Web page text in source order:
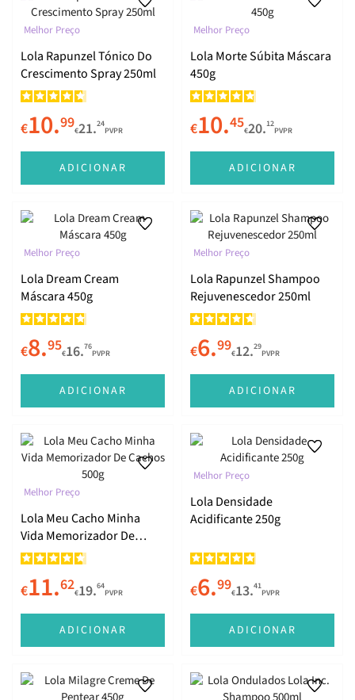
Xapadinha
Be(M)dita Praia
Basicão
Papo Reto
Bossa
Camomila
Morte Súbita
Loira de Farmácia
Melhor Preço
Lola Rapunzel Tónico Do
Crescimento Spray 250ml
€10.99€21.24
PVPR
ADICIONAR
Melhor Preço
Lola Morte Súbita Máscara
450g
€10.45€20.12
PVPR
ADICIONAR
Melhor Preço
Lola Dream Cream
Máscara 450g
€8.95€16.76
PVPR
ADICIONAR
Melhor Preço
Lola Rapunzel Shampoo
Rejuvenescedor 250ml
€6.99€12.29
PVPR
ADICIONAR
Melhor Preço
Lola Meu Cacho Minha
Vida Memorizador De
Cachos 500g
€11.62€19.64
PVPR
ADICIONAR
Melhor Preço
Lola Densidade
Acidificante 250g
€6.99€13.41
PVPR
ADICIONAR